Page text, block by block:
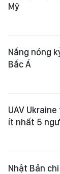
Mỹ
Nắng nóng
Bắc Á
UAV
ít nhất 5
Nhật Bản